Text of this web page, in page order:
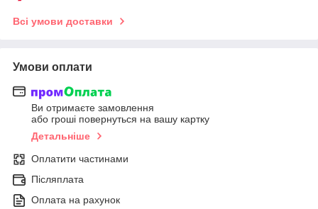
Всі умови доставки
Умови оплати
Ви отримаєте замовлення
або гроші повернуться на вашу картку
Детальніше
Оплатити частинами
Післяплата
Оплата на рахунок